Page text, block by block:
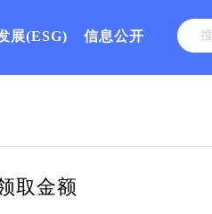
展(ESG) 信息公开
取金额